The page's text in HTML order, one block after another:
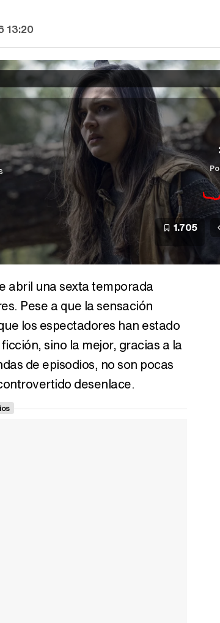
13:20
1.705
abril una sexta temporada
Pese a que la sensación
los espectadores han estado
sino la mejor, gracias a la
de episodios, no son pocas
desenlace.